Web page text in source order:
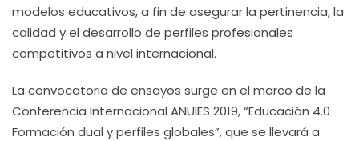
modelos educativos, a fin de asegurar la pertinencia, la
calidad y el desarrollo de perfiles profesionales
competitivos a nivel internacional.
La convocatoria de ensayos surge en el marco de la
Conferencia Internacional ANUIES 2019, “Educación 4.0
Formación dual y perfiles globales”, que se llevará a